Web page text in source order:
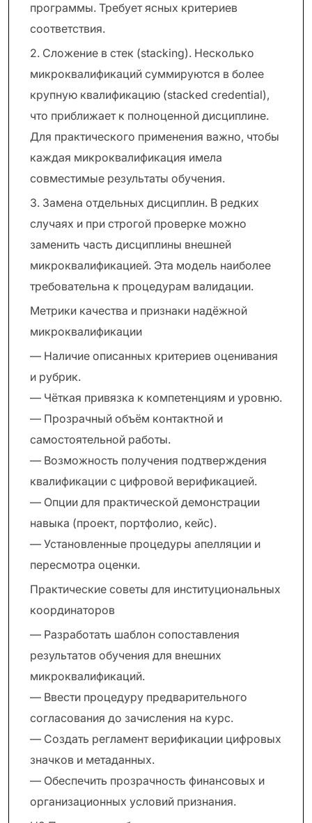
программы. Требует ясных критериев
соответствия.
2. Сложение в стек (stacking). Несколько
микроквалификаций суммируются в более
крупную квалификацию (stacked credential),
что приближает к полноценной дисциплине.
Для практического применения важно, чтобы
каждая микроквалификация имела
совместимые результаты обучения.
3. Замена отдельных дисциплин. В редких
случаях и при строгой проверке можно
заменить часть дисциплины внешней
микроквалификацией. Эта модель наиболее
требовательна к процедурам валидации.
Метрики качества и признаки надёжной
микроквалификации
— Наличие описанных критериев оценивания
и рубрик.
— Чёткая привязка к компетенциям и уровню.
— Прозрачный объём контактной и
самостоятельной работы.
— Возможность получения подтверждения
квалификации с цифровой верификацией.
— Опции для практической демонстрации
навыка (проект, портфолио, кейс).
— Установленные процедуры апелляции и
пересмотра оценки.
Практические советы для институциональных
координаторов
— Разработать шаблон сопоставления
результатов обучения для внешних
микроквалификаций.
— Ввести процедуру предварительного
согласования до зачисления на курс.
— Создать регламент верификации цифровых
значков и метаданных.
— Обеспечить прозрачность финансовых и
организационных условий признания.